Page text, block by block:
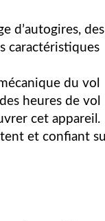
d’autogires, des
caractéristiques
du vol
heures de vol
cet appareil.
et confiant